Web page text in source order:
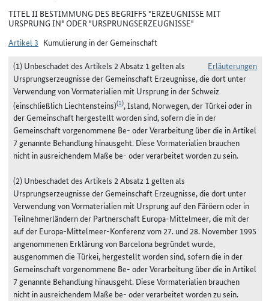
TITEL II BESTIMMUNG DES BEGRIFFS "ERZEUGNISSE MIT
URSPRUNG IN" ODER "URSPRUNGSERZEUGNISSE"
Artikel 3 Kumulierung in der Gemeinschaft
Erläuterungen
(1) Unbeschadet des Artikels 2 Absatz 1 gelten als
Ursprungserzeugnisse der Gemeinschaft Erzeugnisse, die dort unter
Verwendung von Vormaterialien mit Ursprung in der Schweiz
(einschließlich Liechtensteins)(1), Island, Norwegen, der Türkei oder in
der Gemeinschaft hergestellt worden sind, sofern die in der
Gemeinschaft vorgenommene Be- oder Verarbeitung über die in Artikel
7 genannte Behandlung hinausgeht. Diese Vormaterialien brauchen
nicht in ausreichendem Maße be- oder verarbeitet worden zu sein.
(2) Unbeschadet des Artikels 2 Absatz 1 gelten als
Ursprungserzeugnisse der Gemeinschaft Erzeugnisse, die dort unter
Verwendung von Vormaterialien mit Ursprung auf den Färöern oder in
Teilnehmerländern der Partnerschaft Europa-Mittelmeer, die mit der
auf der Europa-Mittelmeer-Konferenz vom 27. und 28. November 1995
angenommenen Erklärung von Barcelona begründet wurde,
ausgenommen die Türkei, hergestellt worden sind, sofern die in der
Gemeinschaft vorgenommene Be- oder Verarbeitung über die in Artikel
7 genannte Behandlung hinausgeht. Diese Vormaterialien brauchen
nicht in ausreichendem Maße be- oder verarbeitet worden zu sein.